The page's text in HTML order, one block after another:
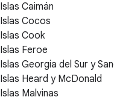
Islas Caimán
Islas Cocos
Islas Cook
Islas Feroe
Islas Georgia del Sur y
Islas Heard y McDonald
Islas Malvinas